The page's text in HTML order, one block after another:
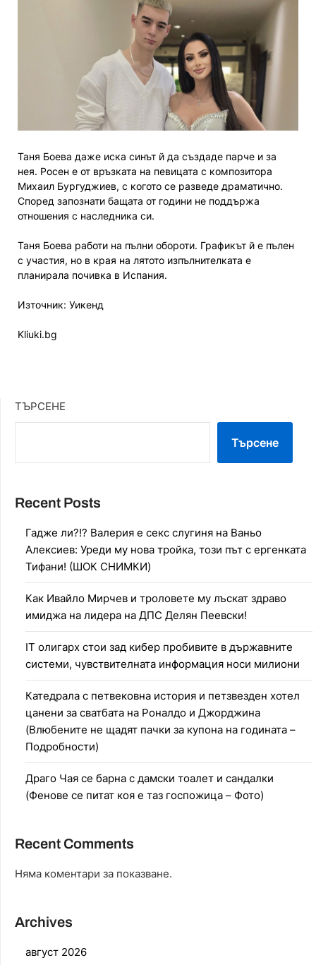
Таня Боева даже иска синът й да създаде парче и за
нея. Росен е от връзката на певицата с композитора
Михаил Бургуджиев, с когото се разведе драматично.
Според запознати бащата от години не поддържа
отношения с наследника си.
Таня Боева работи на пълни обороти. Графикът й е пълен
с участия, но в края на лятото изпълнителката е
планирала почивка в Испания.
Източник: Уикенд
Kliuki.bg
ТЪРСЕНЕ
Търсене
Recent Posts
Гадже ли?!? Валерия е секс слугиня на Ваньо
Алексиев: Уреди му нова тройка, този път с ергенката
Тифани! (ШОК СНИМКИ)
Как Ивайло Мирчев и троловете му лъскат здраво
имиджа на лидера на ДПС Делян Пеевски!
IT олигарх стои зад кибер пробивите в държавните
системи, чувствителната информация носи милиони
Катедрала с петвековна история и петзвезден хотел
цанени за сватбата на Роналдо и Джорджина
(Влюбените не щадят пачки за купона на годината –
Подробности)
Драго Чая се барна с дамски тоалет и сандалки
(Фенове се питат коя е таз госпожица – Фото)
Recent Comments
Няма коментари за показване.
Archives
август 2026